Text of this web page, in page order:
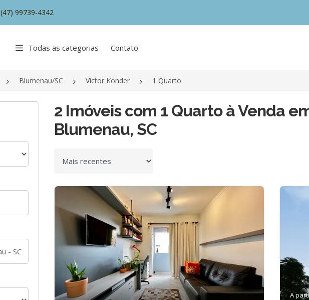
(47) 99739-4342
Todas as categorias Contato
Blumenau/SC Victor Konder 1 Quarto
2 Imóveis com 1 Quarto à Venda
Blumenau, SC
Ordenar por
A